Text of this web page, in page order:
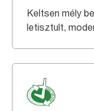
Keltsen mély
letisztult,